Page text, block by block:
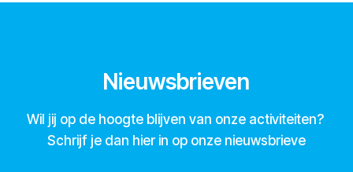
Nieuwsbrieven
Wil jij op de hoogte blijven van onze activiteiten?
Schrijf je dan hier in op onze nieuwsbrieve